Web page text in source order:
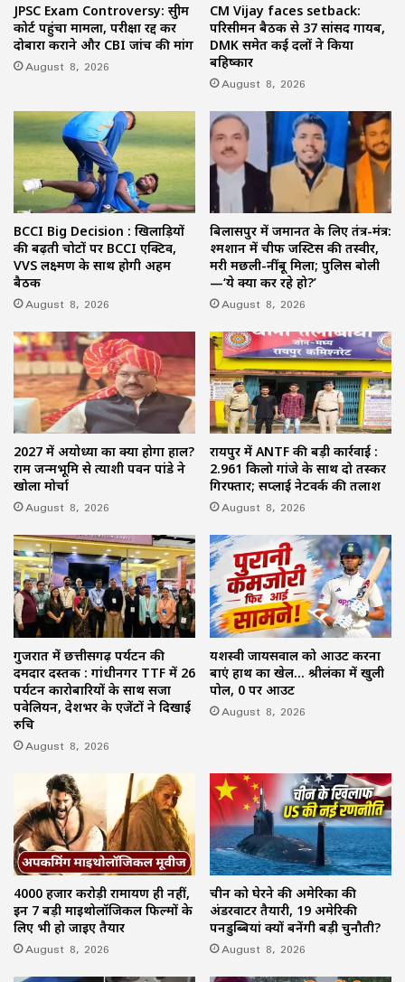
JPSC Exam Controversy: सुप्रीम
कोर्ट पहुंचा मामला, परीक्षा रद्द कर
दोबारा कराने और CBI जांच की मांग
August 8, 2026
CM Vijay faces setback:
परिसीमन बैठक से 37 सांसद गायब,
DMK समेत कई दलों ने किया
बहिष्कार
August 8, 2026
BCCI Big Decision : खिलाड़ियों
की बढ़ती चोटों पर BCCI एक्टिव,
VVS लक्ष्मण के साथ होगी अहम
बैठक
August 8, 2026
बिलासपुर में जमानत के लिए तंत्र-मंत्र:
श्मशान में चीफ जस्टिस की तस्वीर,
मरी मछली-नींबू मिला; पुलिस बोली
—‘ये क्या कर रहे हो?’
August 8, 2026
2027 में अयोध्या का क्या होगा हाल?
राम जन्मभूमि से प्रत्याशी पवन पांडे ने
खोला मोर्चा
August 8, 2026
रायपुर में ANTF की बड़ी कार्रवाई :
2.961 किलो गांजे के साथ दो तस्कर
गिरफ्तार; सप्लाई नेटवर्क की तलाश
August 8, 2026
गुजरात में छत्तीसगढ़ पर्यटन की
दमदार दस्तक : गांधीनगर TTF में 26
पर्यटन कारोबारियों के साथ सजा
पवेलियन, देशभर के एजेंटों ने दिखाई
रुचि
August 8, 2026
यशस्वी जायसवाल को आउट करना
बाएं हाथ का खेल… श्रीलंका में खुली
पोल, 0 पर आउट
August 8, 2026
4000 हजार करोड़ी रामायण ही नहीं,
इन 7 बड़ी माइथोलॉजिकल फिल्मों के
लिए भी हो जाइए तैयार
August 8, 2026
चीन को घेरने की अमेरिका की
अंडरवाटर तैयारी, 19 अमेरिकी
पनडुब्बियां क्यों बनेंगी बड़ी चुनौती?
August 8, 2026